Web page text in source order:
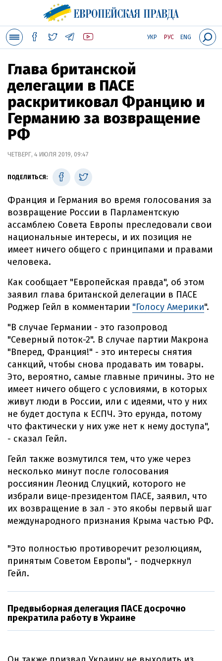
УКР РУС ENG
Глава британской
делегации в ПАСЕ
раскритиковал Францию ​​и
Германию за возвращение
РФ
ЧЕТВЕРГ, 4 ИЮЛЯ 2019, 09:47
ПОДЕЛИТЬСЯ:
Франция и Германия во время голосования за
возвращение России в Парламентскую
ассамблею Совета Европы преследовали свои
национальные интересы, и их позиция не
имеет ничего общего с принципами и правами
человека.
Как сообщает "Европейская правда", об этом
заявил глава британской делегации в ПАСЕ
Роджер Гейл в комментарии "Голосу Америки".
"В случае Германии - это газопровод
"Северный поток-2". В случае партии Макрона
"Вперед, Франция!" - это интересы снятия
санкций, чтобы снова продавать им товары.
Это, вероятно, самые главные причины. Это не
имеет ничего общего с условиями, в которых
живут люди в России, или с идеями, что у них
не будет доступа к ЕСПЧ. Это ерунда, потому
что фактически у них уже нет к нему доступа",
- сказал Гейл.
Гейл также возмутился тем, что уже через
несколько минут после голосования
россиянин Леонид Слуцкий, которого не
избрали вице-президентом ПАСЕ, заявил, что
их возвращение в зал - это якобы первый шаг
международного признания Крыма частью РФ.
"Это полностью противоречит резолюциям,
принятым Советом Европы", - подчеркнул
Гейл.
Предвыборная делегация ПАСЕ досрочно
прекратила работу в Украине